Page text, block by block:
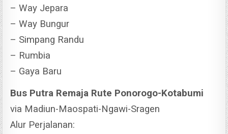
– Way Jepara
– Way Bungur
– Simpang Randu
– Rumbia
– Gaya Baru
Bus Putra Remaja Rute Ponorogo-Kotabumi
via Madiun-Maospati-Ngawi-Sragen
Alur Perjalanan: